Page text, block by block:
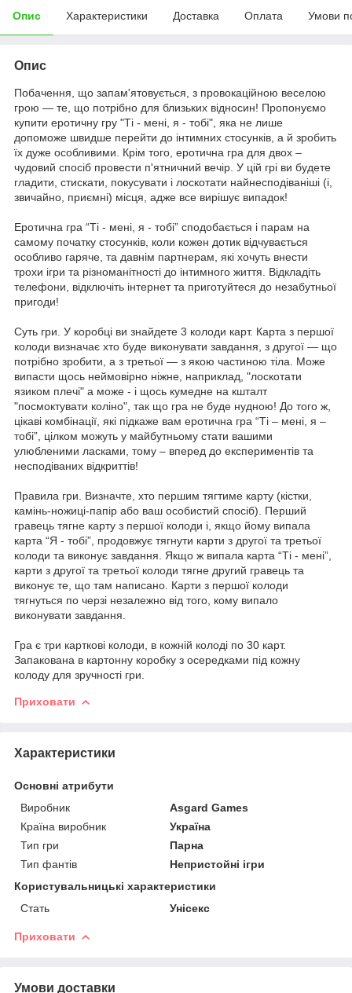
Опис Характеристики Доставка Оплата Умови
Опис
Побачення, що запам'ятовується, з провокаційною веселою
грою — те, що потрібно для близьких відносин! Пропонуємо
купити еротичну гру "Ті - мені, я - тобі", яка не лише
допоможе швидше перейти до інтимних стосунків, а й зробить
їх дуже особливими. Крім того, еротична гра для двох –
чудовий спосіб провести п'ятничний вечір. У цій грі ви будете
гладити, стискати, покусувати і лоскотати найнесподіваніші (і,
звичайно, приємні) місця, адже все вирішує випадок!
Еротична гра “Ті - мені, я - тобі” сподобається і парам на
самому початку стосунків, коли кожен дотик відчувається
особливо гаряче, та давнім партнерам, які хочуть внести
трохи ігри та різноманітності до інтимного життя. Відкладіть
телефони, відключіть інтернет та приготуйтеся до незабутньої
пригоди!
Суть гри. У коробці ви знайдете 3 колоди карт. Карта з першої
колоди визначає хто буде виконувати завдання, з другої — що
потрібно зробити, а з третьої — з якою частиною тіла. Може
випасти щось неймовірно ніжне, наприклад, "лоскотати
язиком плечі" а може - і щось кумедне на кшталт
"посмоктувати коліно", так що гра не буде нудною! До того ж,
цікаві комбінації, які підкаже вам еротична гра “Ті – мені, я –
тобі”, цілком можуть у майбутньому стати вашими
улюбленими ласками, тому – вперед до експериментів та
несподіваних відкриттів!
Правила гри. Визначте, хто першим тягтиме карту (кістки,
камінь-ножиці-папір або ваш особистий спосіб). Перший
гравець тягне карту з першої колоди і, якщо йому випала
карта “Я - тобі”, продовжує тягнути карти з другої та третьої
колоди та виконує завдання. Якщо ж випала карта “Ті - мені”,
карти з другої та третьої колоди тягне другий гравець та
виконує те, що там написано. Карти з першої колоди
тягнуться по черзі незалежно від того, кому випало
виконувати завдання.
Гра є три карткові колоди, в кожній колоді по 30 карт.
Запакована в картонну коробку з осередками під кожну
колоду для зручності гри.
Приховати
Характеристики
Основні атрибути
Виробник
Asgard Games
Країна виробник
Україна
Тип гри
Парна
Тип фантів
Непристойні ігри
Користувальницькі характеристики
Стать
Унісекс
Приховати
Умови доставки